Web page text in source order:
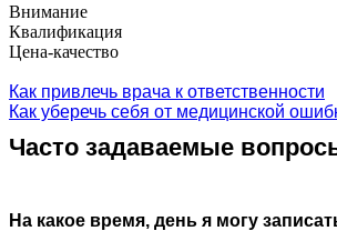
Внимание
Квалификация
Цена-качество
Как привлечь врача к ответственности
Как уберечь себя от медицинской
Часто задаваемые
На какое время, день я могу